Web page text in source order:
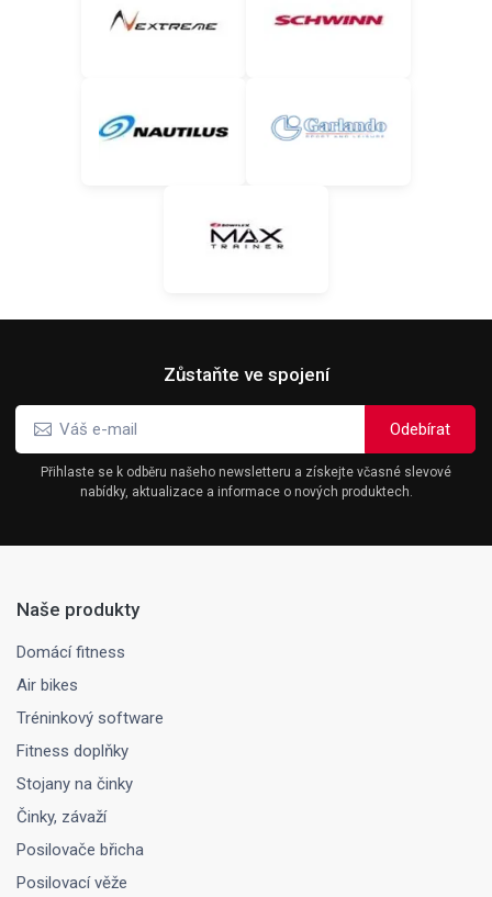
Zůstaňte ve spojení
Přihlaste se k odběru našeho newsletteru a získejte včasné slevové
nabídky, aktualizace a informace o nových produktech.
Naše produkty
Domácí fitness
Air bikes
Tréninkový software
Fitness doplňky
Stojany na činky
Činky, závaží
Posilovače břicha
Posilovací věže